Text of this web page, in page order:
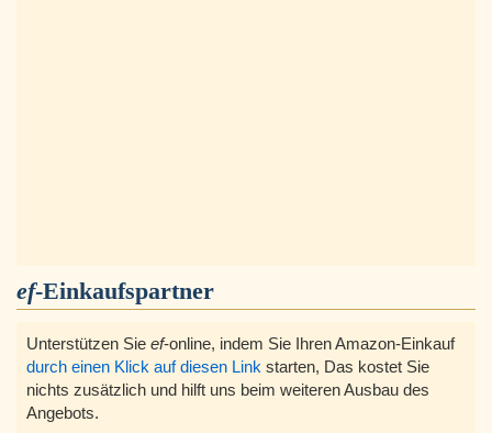
ef-Einkaufspartner
Unterstützen Sie ef-online, indem Sie Ihren Amazon-Einkauf
durch einen Klick auf diesen Link starten, Das kostet Sie
nichts zusätzlich und hilft uns beim weiteren Ausbau des
Angebots.